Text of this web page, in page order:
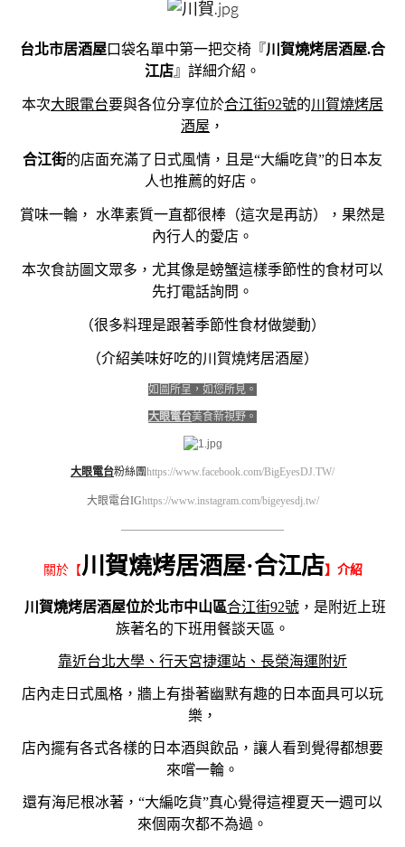
台北市居酒屋口袋名單中第一把交椅『川賀燒烤居酒屋.合
江店』詳細介紹。
本次大眼電台要與各位分享位於合江街92號的川賀燒烤居
酒屋 ，
合江街的店面充滿了日式風情，且是“大編吃貨”的日本友
人也推薦的好店。
賞味一輪， 水準素質一直都很棒（這次是再訪），果然是
內行人的愛店。
本次食訪圖文眾多，尤其像是螃蟹這樣季節性的食材可以
先打電話詢問。
（很多料理是跟著季節性食材做變動）
（介紹美味好吃的川賀燒烤居酒屋）
如圖所呈，如您所見。
大眼電台美食新視野。
大眼電台粉絲團https://www.facebook.com/BigEyesDJ.TW/
大眼電台IGhttps://www.instagram.com/bigeyesdj.tw/
————————————————————
關於【川賀燒烤居酒屋·合江店】介紹
川賀燒烤居酒屋位於北市中山區合江街92號，是附近上班
族著名的下班用餐談天區。
靠近台北大學、行天宮捷運站、長榮海運附近
店內走日式風格，牆上有掛著幽默有趣的日本面具可以玩
樂，
店內擺有各式各樣的日本酒與飲品，讓人看到覺得都想要
來嚐一輪。
還有海尼根冰著，“大編吃貨”真心覺得這裡夏天一週可以
來個兩次都不為過。